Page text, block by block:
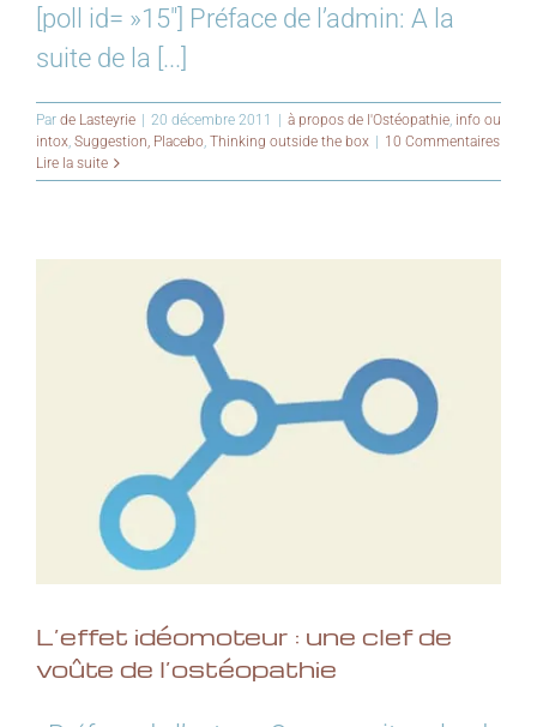
[poll id= »15″] Préface de l’admin: A la
suite de la [...]
Par de Lasteyrie 20 décembre 2011 à propos de l'Ostéopathie, info ou
intox, Suggestion, Placebo, Thinking outside the box
10 Commentaires
Lire la suite
L’effet idéomoteur : une clef de
voûte de l’ostéopathie